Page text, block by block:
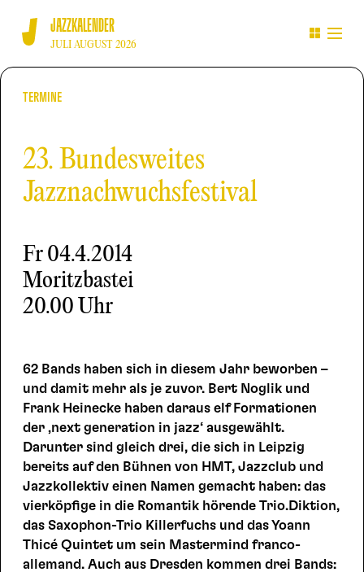
JAZZKALENDER
JULI AUGUST 2026
TERMINE
23. Bundesweites
Jazznachwuchsfestival
Fr04.4.2014
Moritzbastei
20.00 Uhr
62 Bands haben sich in diesem Jahr beworben –
und damit mehr als je zuvor. Bert Noglik und
Frank Heinecke haben daraus elf Formationen
der ‚next generation in jazz‘ ausgewählt.
Darunter sind gleich drei, die sich in Leipzig
bereits auf den Bühnen von HMT, Jazzclub und
Jazzkollektiv einen Namen gemacht haben: das
vierköpfige in die Romantik hörende Trio.Diktion,
das Saxophon-Trio Killerfuchs und das Yoann
Thicé Quintet um sein Mastermind franco-
allemand. Auch aus Dresden kommen drei Bands: